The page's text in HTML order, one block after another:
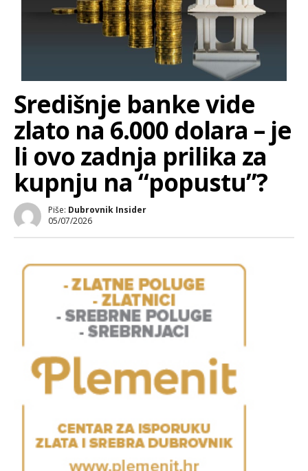
Središnje banke vide
zlato na 6.000 dolara – je
li ovo zadnja prilika za
kupnju na “popustu”?
Piše: Dubrovnik Insider
05/07/2026